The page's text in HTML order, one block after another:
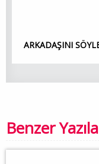
ARKADAŞINI
Benzer